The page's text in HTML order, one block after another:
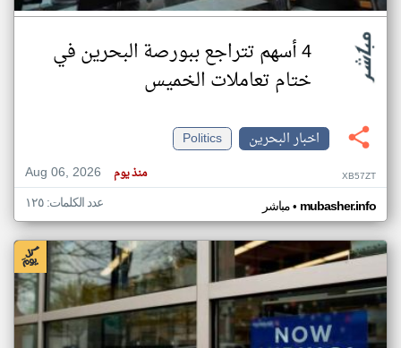
4 أسهم تتراجع ببورصة البحرين في
ختام تعاملات الخميس
اخبار البحرين
Politics
Aug 06, 2026
منذ يوم XB57ZT
مباشر• mubasher.info عدد الكلمات: ١٢٥